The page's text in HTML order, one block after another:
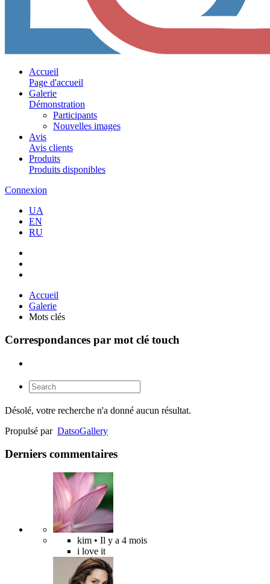
Accueil
Page d'accueil
Galerie
Démonstration
Participants
Nouvelles images
Avis
Avis clients
Produits
Produits disponibles
Connexion
UA
EN
RU
Accueil
Galerie
Mots clés
Correspondances par mot clé touch
Désolé, votre recherche n'a donné aucun résultat.
Propulsé par DatsoGallery
Derniers commentaires
kim • Il y a 4 mois
i love it